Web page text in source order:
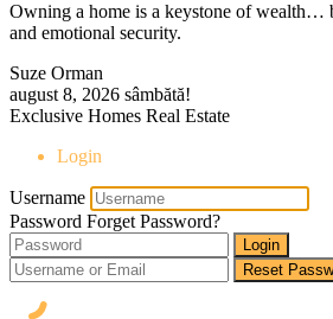
Owning a home is a keystone of wealth…
and emotional security.
Suze Orman
august 8, 2026 sâmbătă!
Exclusive Homes Real Estate
Login
Username
Password Forget Password?
Login
Reset